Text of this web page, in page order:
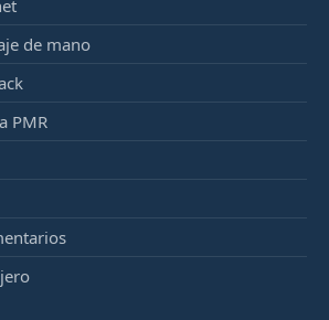
de mano
PMR